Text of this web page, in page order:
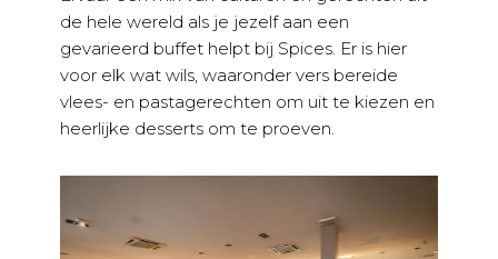
de hele wereld als je jezelf aan een
gevarieerd buffet helpt bij Spices. Er is hier
voor elk wat wils, waaronder vers bereide
vlees- en pastagerechten om uit te kiezen en
heerlijke desserts om te proeven.